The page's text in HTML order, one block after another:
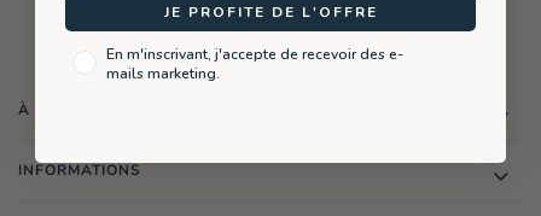
À PROPOS
INFORMATIONS
JE PROFITE DE L'OFFRE
En m'inscrivant, j'accepte de recevoir des e-
mails marketing.